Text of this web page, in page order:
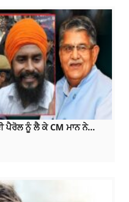
ਪੈਰੋਲ ਨੂੰ ਲੈ ਕੇ CM ਮਾਨ ਨੇ...